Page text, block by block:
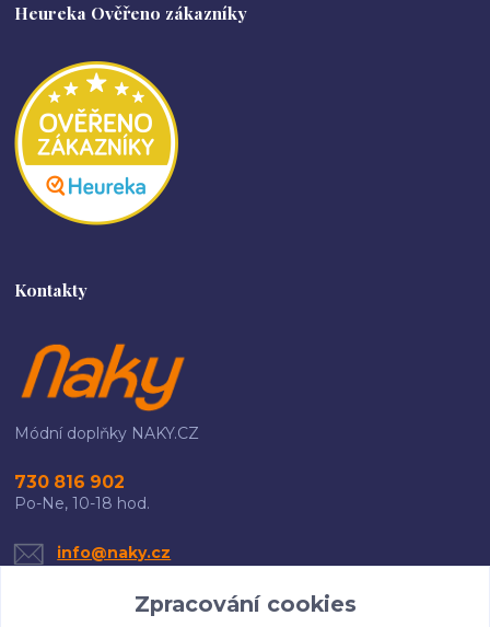
Heureka Ověřeno zákazníky
Kontakty
Módní doplňky NAKY.CZ
730 816 902
Po-Ne, 10-18 hod.
info@naky.cz
Zpracování cookies